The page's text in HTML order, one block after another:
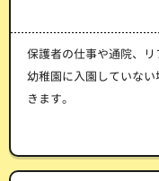
保護者の仕事や通院、
幼稚園に入園していな
きます。